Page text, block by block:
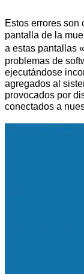
Estos errores son
pantalla de la
a estas pantallas
problemas de
ejecutándose
agregados al
provocados por
conectados a